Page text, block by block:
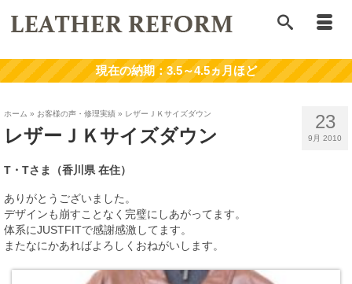
23
9月 2010
ホーム » お客様の声・修理実績 » レザーＪＫサイズダウン
レザーＪＫサイズダウン
T・Tさま（香川県 在住）
ありがとうございました。
デザインも崩すことなく完璧にしあがってます。
体系にJUSTFITで感謝感激してます。
またなにかあればよろしくおねがいします。